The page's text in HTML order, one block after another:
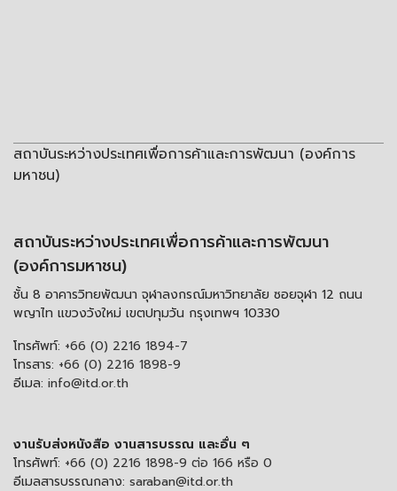
สถาบันระหว่างประเทศเพื่อการค้าและการพัฒนา (องค์การ
มหาชน)
สถาบันระหว่างประเทศเพื่อการค้าและการพัฒนา
(องค์การมหาชน)
ชั้น 8 อาคารวิทยพัฒนา จุฬาลงกรณ์มหาวิทยาลัย ซอยจุฬา 12 ถนน
พญาไท แขวงวังใหม่ เขตปทุมวัน กรุงเทพฯ 10330
โทรศัพท์: +66 (0) 2216 1894-7
โทรสาร: +66 (0) 2216 1898-9
อีเมล: info@itd.or.th
งานรับส่งหนังสือ งานสารบรรณ และอื่น ๆ
โทรศัพท์: +66 (0) 2216 1898-9 ต่อ 166 หรือ 0
อีเมลสารบรรณกลาง: saraban@itd.or.th